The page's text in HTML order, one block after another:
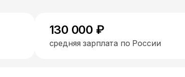
130 000 ₽
средняя зарплата по России